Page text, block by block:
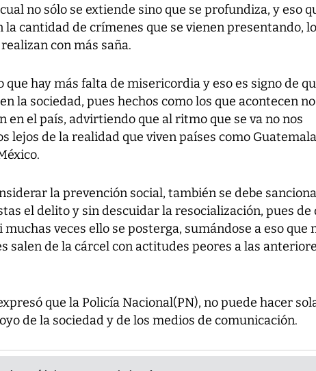
no sólo se extiende sino que se profundiza, y eso
la cantidad de crímenes que se vienen presentando,
con más saña.
que hay más falta de misericordia y eso es signo de
la sociedad, pues hechos como los que acontecen
en el país, advirtiendo que al ritmo que se va no nos
lejos de la realidad que viven países como
la prevención social, también se debe
el delito y sin descuidar la resocialización, pues de
muchas veces ello se posterga, sumándose a eso que
salen de la cárcel con actitudes peores a las
que la Policía Nacional(PN), no puede hacer
de la sociedad y de los medios de comunicación.